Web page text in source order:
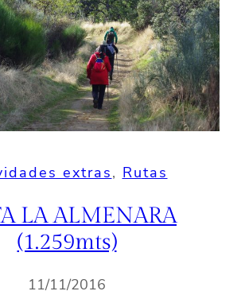
extras, Rutas
LA ALMENARA
(1.259mts)
11/11/2016